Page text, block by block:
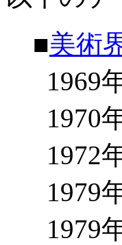
■美術
1969
1970
1972
1979
1979